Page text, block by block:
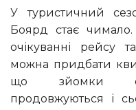
У туристичний сезон охочих відвідати форт
Боярд стає
очікуванні рейсу
можна придбати
що зйомки
продовжуються і